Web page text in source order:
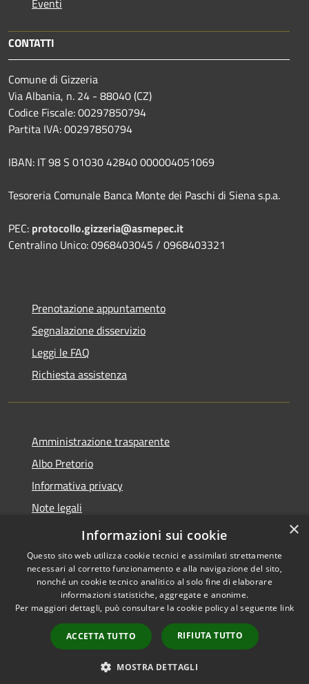
Eventi
CONTATTI
Comune di Gizzeria
Via Albania, n. 24 - 88040 (CZ)
Codice Fiscale: 00297850794
Partita IVA: 00297850794
IBAN: IT 98 S 01030 42840 000004051069
Tesoreria Comunale Banca Monte dei Paschi di Siena s.p.a.
PEC: protocollo.gizzeria@asmepec.it
Centralino Unico: 0968403045 / 0968403321
Prenotazione appuntamento
Segnalazione disservizio
Leggi le FAQ
Richiesta assistenza
Amministrazione trasparente
Albo Pretorio
Informativa privacy
Note legali
Dichiarazione di accessibilità
Accessibilità
Copyright © 2026 • Comune di
Gizzeria • Powered by
Municipium•
Accesso
redazione
×
Informazioni sui cookie
Questo sito web utilizza cookie tecnici e assimilati strettamente
necessari al corretto funzionamento e alla navigazione del sito,
nonché un cookie tecnico analitico al solo fine di elaborare
informazioni statistiche, aggregate e anonime.
Per maggiori dettagli, può consultare la cookie policy al seguente link
ACCETTA TUTTO RIFIUTA TUTTO
MOSTRA DETTAGLI